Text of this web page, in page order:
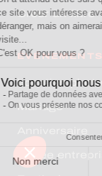
Créer un filtre
ÉVÉNEMENTS
Location
Mariage
Soirée